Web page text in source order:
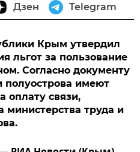
Дзен Telegram
Крым утвердил
льгот за пользование
Согласно документу
полуострова имеют
оплату связи,
министерства труда и